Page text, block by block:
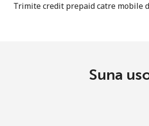
Trimite credit prepaid catre mobile
Suna